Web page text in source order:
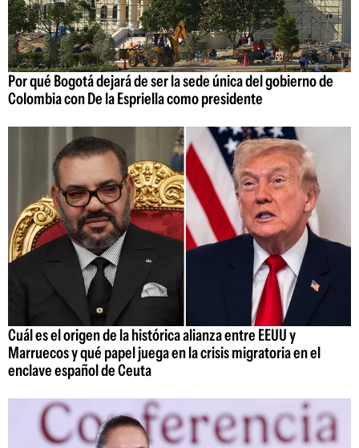
Por qué Bogotá dejará de ser la sede única del gobierno de
Colombia con De la Espriella como presidente
Cuál es el origen de la histórica alianza entre EEUU y
Marruecos y qué papel juega en la crisis migratoria en el
enclave español de Ceuta